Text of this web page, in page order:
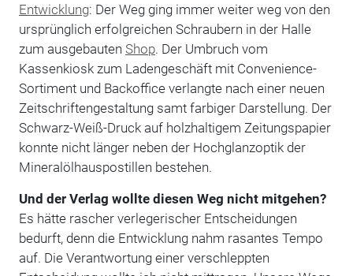
Entwicklung: Der Weg ging immer weiter weg von den
ursprünglich erfolgreichen Schraubern in der Halle
zum ausgebauten Shop. Der Umbruch vom
Kassenkiosk zum Ladengeschäft mit Convenience-
Sortiment und Backoffice verlangte nach einer neuen
Zeitschriftengestaltung samt farbiger Darstellung. Der
Schwarz-Weiß-Druck auf holzhaltigem Zeitungspapier
konnte nicht länger neben der Hochglanzoptik der
Mineralölhauspostillen bestehen.
Und der Verlag wollte diesen Weg nicht mitgehen?
Es hätte rascher verlegerischer Entscheidungen
bedurft, denn die Entwicklung nahm rasantes Tempo
auf. Die Verantwortung einer verschleppten